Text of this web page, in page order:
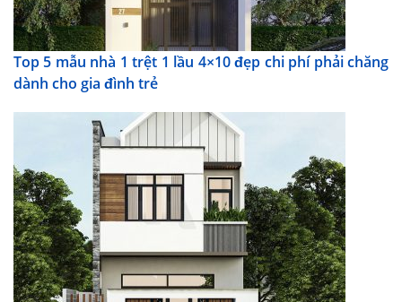
Top 5 mẫu nhà 1 trệt 1 lầu 4×10 đẹp chi phí phải chăng
dành cho gia đình trẻ